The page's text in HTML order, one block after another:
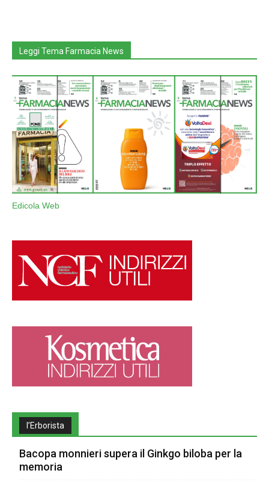
Leggi Tema Farmacia News
Edicola Web
l’Erborista
Bacopa monnieri supera il Ginkgo biloba per la
memoria